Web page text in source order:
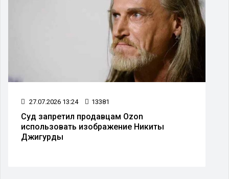
27.07.2026 13:24 13381
Суд запретил продавцам Ozon
использовать изображение Никиты
Джигурды